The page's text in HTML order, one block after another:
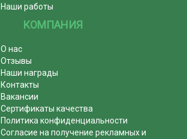
Наши работы
КОМПАНИЯ
О нас
Отзывы
Наши награды
Контакты
Вакансии
Сертификаты качества
Политика конфиденциальности
Согласие на получение рекламных и